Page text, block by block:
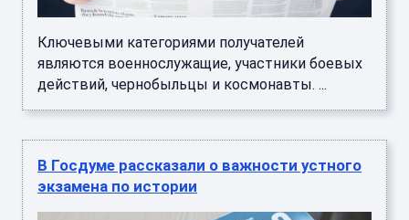
Ключевыми категориями получателей
являются военнослужащие, участники боевых
действий, чернобыльцы и космонавты. ...
В Госдуме рассказали о важности устного
экзамена по истории